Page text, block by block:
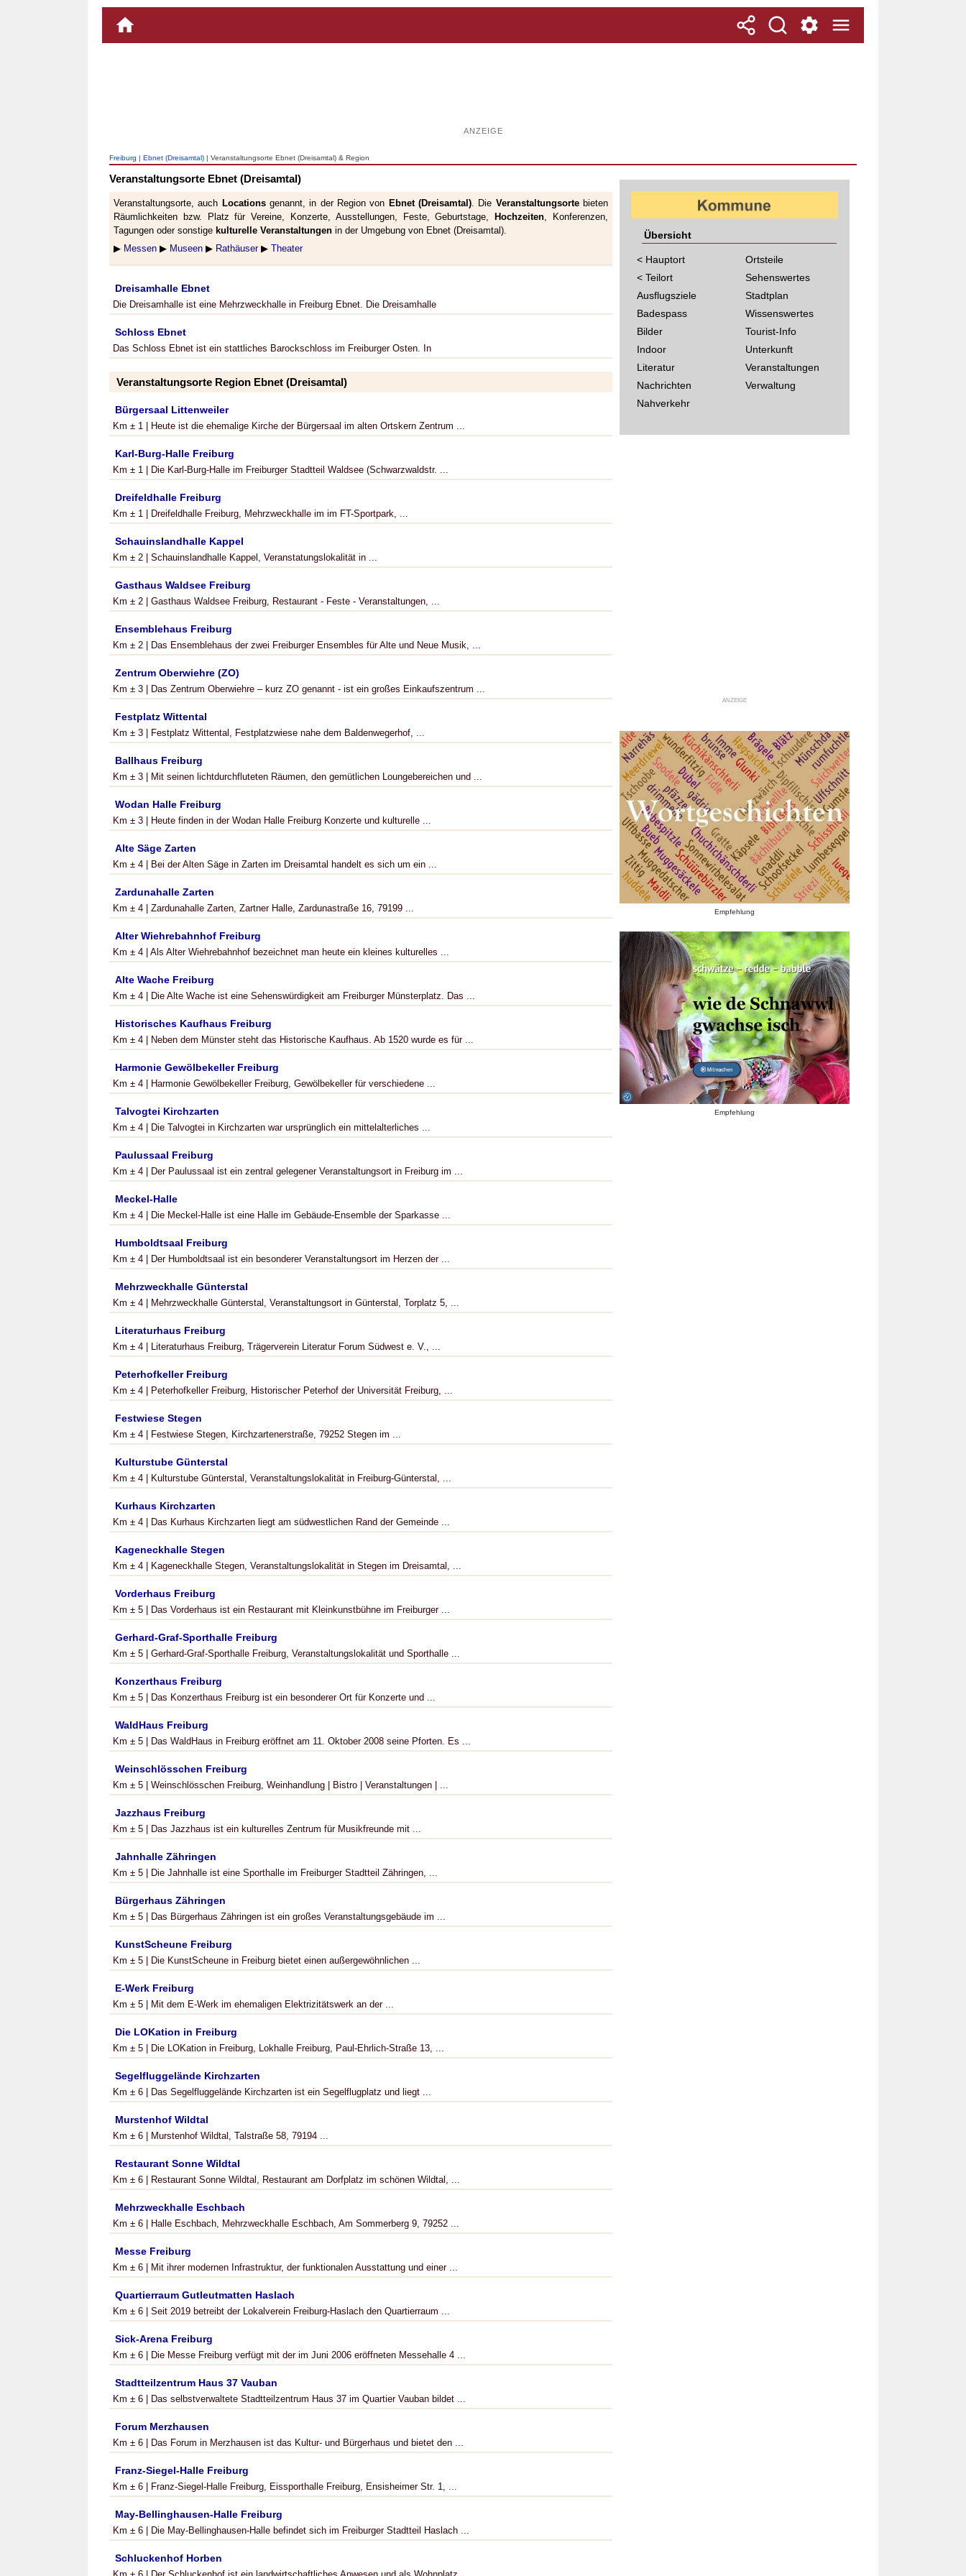
ANZEIGE
Freiburg | Ebnet (Dreisamtal) | Veranstaltungsorte Ebnet (Dreisamtal) & Region
Veranstaltungsorte Ebnet (Dreisamtal)
Veranstaltungsorte, auch Locationsgenannt, in der Region von Ebnet (Dreisamtal). Die Veranstaltungsortebieten
Räumlichkeiten bzw. Platz für Vereine, Konzerte, Ausstellungen, Feste, Geburtstage,
Hochzeiten, Konferenzen,
Tagungen oder sonstige kulturelle Veranstaltungen in der Umgebung von Ebnet (Dreisamtal).
▶ Messen ▶ Museen ▶ Rathäuser▶ Theater
Dreisamhalle Ebnet
Die Dreisamhalle ist eine Mehrzweckhalle in Freiburg Ebnet. Die Dreisamhalle
Schloss Ebnet
Das Schloss Ebnet ist ein stattliches Barockschloss im Freiburger Osten. In
Veranstaltungsorte Region Ebnet (Dreisamtal)
Bürgersaal Littenweiler
Km ± 1 | Heute ist die ehemalige Kirche der Bürgersaal im alten Ortskern Zentrum ...
Karl-Burg-Halle Freiburg
Km ± 1 | Die Karl-Burg-Halle im Freiburger Stadtteil Waldsee (Schwarzwaldstr. ...
Dreifeldhalle Freiburg
Km ± 1 | Dreifeldhalle Freiburg, Mehrzweckhalle im im FT-Sportpark, ...
Schauinslandhalle Kappel
Km ± 2 | Schauinslandhalle Kappel, Veranstatungslokalität in ...
Gasthaus Waldsee Freiburg
Km ± 2 | Gasthaus Waldsee Freiburg, Restaurant - Feste - Veranstaltungen, ...
Ensemblehaus Freiburg
Km ± 2 | Das Ensemblehaus der zwei Freiburger Ensembles für Alte und Neue Musik, ...
Zentrum Oberwiehre (ZO)
Km ± 3 | Das Zentrum Oberwiehre – kurz ZO genannt - ist ein großes Einkaufszentrum ...
Festplatz Wittental
Km ± 3 | Festplatz Wittental, Festplatzwiese nahe dem Baldenwegerhof, ...
Ballhaus Freiburg
Km ± 3 | Mit seinen lichtdurchfluteten Räumen, den gemütlichen Loungebereichen und ...
Wodan Halle Freiburg
Km ± 3 | Heute finden in der Wodan Halle Freiburg Konzerte und kulturelle ...
Alte Säge Zarten
Km ± 4 | Bei der Alten Säge in Zarten im Dreisamtal handelt es sich um ein ...
Zardunahalle Zarten
Km ± 4 | Zardunahalle Zarten, Zartner Halle, Zardunastraße 16, 79199 ...
Alter Wiehrebahnhof Freiburg
Km ± 4 | Als Alter Wiehrebahnhof bezeichnet man heute ein kleines kulturelles ...
Alte Wache Freiburg
Km ± 4 | Die Alte Wache ist eine Sehenswürdigkeit am Freiburger Münsterplatz. Das ...
Historisches Kaufhaus Freiburg
Km ± 4 | Neben dem Münster steht das Historische Kaufhaus. Ab 1520 wurde es für ...
Harmonie Gewölbekeller Freiburg
Km ± 4 | Harmonie Gewölbekeller Freiburg, Gewölbekeller für verschiedene ...
Talvogtei Kirchzarten
Km ± 4 | Die Talvogtei in Kirchzarten war ursprünglich ein mittelalterliches ...
Paulussaal Freiburg
Km ± 4 | Der Paulussaal ist ein zentral gelegener Veranstaltungsort in Freiburg im ...
Meckel-Halle
Km ± 4 | Die Meckel-Halle ist eine Halle im Gebäude-Ensemble der Sparkasse ...
Humboldtsaal Freiburg
Km ± 4 | Der Humboldtsaal ist ein besonderer Veranstaltungsort im Herzen der ...
Mehrzweckhalle Günterstal
Km ± 4 | Mehrzweckhalle Günterstal, Veranstaltungsort in Günterstal, Torplatz 5, ...
Literaturhaus Freiburg
Km ± 4 | Literaturhaus Freiburg, Trägerverein Literatur Forum Südwest e. V., ...
Peterhofkeller Freiburg
Km ± 4 | Peterhofkeller Freiburg, Historischer Peterhof der Universität Freiburg, ...
Festwiese Stegen
Km ± 4 | Festwiese Stegen, Kirchzartenerstraße, 79252 Stegen im ...
Kulturstube Günterstal
Km ± 4 | Kulturstube Günterstal, Veranstaltungslokalität in Freiburg-Günterstal, ...
Kurhaus Kirchzarten
Km ± 4 | Das Kurhaus Kirchzarten liegt am südwestlichen Rand der Gemeinde ...
Kageneckhalle Stegen
Km ± 4 | Kageneckhalle Stegen, Veranstaltungslokalität in Stegen im Dreisamtal, ...
Vorderhaus Freiburg
Km ± 5 | Das Vorderhaus ist ein Restaurant mit Kleinkunstbühne im Freiburger ...
Gerhard-Graf-Sporthalle Freiburg
Km ± 5 | Gerhard-Graf-Sporthalle Freiburg, Veranstaltungslokalität und Sporthalle ...
Konzerthaus Freiburg
Km ± 5 | Das Konzerthaus Freiburg ist ein besonderer Ort für Konzerte und ...
WaldHaus Freiburg
Km ± 5 | Das WaldHaus in Freiburg eröffnet am 11. Oktober 2008 seine Pforten. Es ...
Weinschlösschen Freiburg
Km ± 5 | Weinschlösschen Freiburg, Weinhandlung | Bistro | Veranstaltungen | ...
Jazzhaus Freiburg
Km ± 5 | Das Jazzhaus ist ein kulturelles Zentrum für Musikfreunde mit ...
Jahnhalle Zähringen
Km ± 5 | Die Jahnhalle ist eine Sporthalle im Freiburger Stadtteil Zähringen, ...
Bürgerhaus Zähringen
Km ± 5 | Das Bürgerhaus Zähringen ist ein großes Veranstaltungsgebäude im ...
KunstScheune Freiburg
Km ± 5 | Die KunstScheune in Freiburg bietet einen außergewöhnlichen ...
E-Werk Freiburg
Km ± 5 | Mit dem E-Werk im ehemaligen Elektrizitätswerk an der ...
Die LOKation in Freiburg
Km ± 5 | Die LOKation in Freiburg, Lokhalle Freiburg, Paul-Ehrlich-Straße 13, ...
Segelfluggelände Kirchzarten
Km ± 6 | Das Segelfluggelände Kirchzarten ist ein Segelflugplatz und liegt ...
Murstenhof Wildtal
Km ± 6 | Murstenhof Wildtal, Talstraße 58, 79194 ...
Restaurant Sonne Wildtal
Km ± 6 | Restaurant Sonne Wildtal, Restaurant am Dorfplatz im schönen Wildtal, ...
Mehrzweckhalle Eschbach
Km ± 6 | Halle Eschbach, Mehrzweckhalle Eschbach, Am Sommerberg 9, 79252 ...
Messe Freiburg
Km ± 6 | Mit ihrer modernen Infrastruktur, der funktionalen Ausstattung und einer ...
Quartierraum Gutleutmatten Haslach
Km ± 6 | Seit 2019 betreibt der Lokalverein Freiburg-Haslach den Quartierraum ...
Sick-Arena Freiburg
Km ± 6 | Die Messe Freiburg verfügt mit der im Juni 2006 eröffneten Messehalle 4 ...
Stadtteilzentrum Haus 37 Vauban
Km ± 6 | Das selbstverwaltete Stadtteilzentrum Haus 37 im Quartier Vauban bildet ...
Forum Merzhausen
Km ± 6 | Das Forum in Merzhausen ist das Kultur- und Bürgerhaus und bietet den ...
Franz-Siegel-Halle Freiburg
Km ± 6 | Franz-Siegel-Halle Freiburg, Eissporthalle Freiburg, Ensisheimer Str. 1, ...
May-Bellinghausen-Halle Freiburg
Km ± 6 | Die May-Bellinghausen-Halle befindet sich im Freiburger Stadtteil Haslach ...
Schluckenhof Horben
Übersicht
< Hauptort
< Teilort
Ausflugsziele
Badespass
Bilder
Indoor
Literatur
Nachrichten
Nahverkehr
Ortsteile
Sehenswertes
Stadtplan
Wissenswertes
Tourist-Info
Unterkunft
Veranstaltungen
Verwaltung
ANZEIGE
Empfehlung
Empfehlung